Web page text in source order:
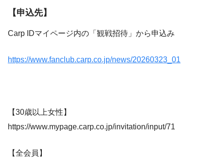
【申込先】
Carp IDマイページ内の「観戦招待」から申込み
https://www.fanclub.carp.co.jp/news/20260323_01
【30歳以上女性】
https://www.mypage.carp.co.jp/invitation/input/71
【全会員】